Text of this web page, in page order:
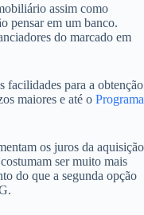
assim como
pensar em um banco.
do marcado em
facilidades para a obtenção
maiores e até o Programa
os juros da aquisição
ser muito mais
do que a segunda opção